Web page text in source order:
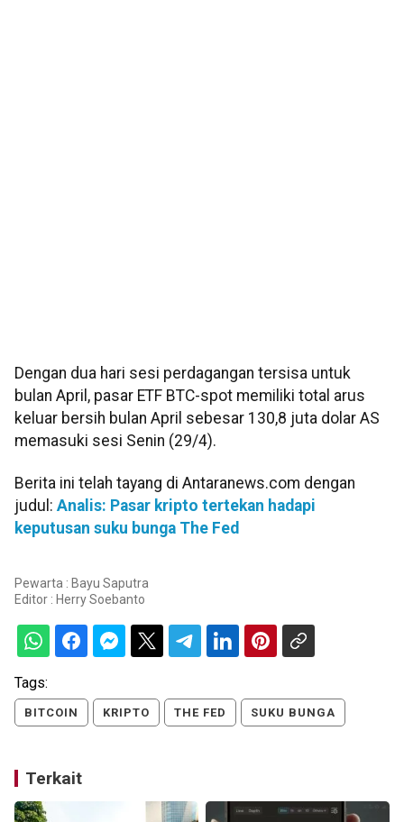
Dengan dua hari sesi perdagangan tersisa untuk
bulan April, pasar ETF BTC-spot memiliki total arus
keluar bersih bulan April sebesar 130,8 juta dolar AS
memasuki sesi Senin (29/4).
Berita ini telah tayang di Antaranews.com dengan
judul: Analis: Pasar kripto tertekan hadapi
keputusan suku bunga The Fed
Pewarta : Bayu Saputra
Editor : Herry Soebanto
Tags:
BITCOIN KRIPTO THE FED SUKU BUNGA
Terkait